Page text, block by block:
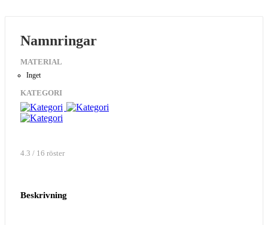
Namnringar
MATERIAL
Inget
KATEGORI
4.3 / 16 röster
Beskrivning